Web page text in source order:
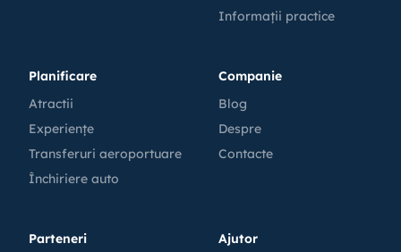
Informații practice
Planificare
Atractii
Experiențe
Transferuri aeroportuare
Închiriere auto
Companie
Blog
Despre
Contacte
Parteneri Ajutor